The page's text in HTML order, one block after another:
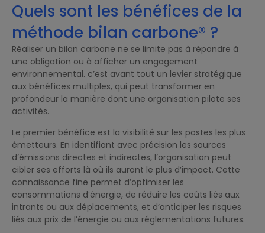
Quels sont les bénéfices de la
méthode bilan carbone® ?
Réaliser un bilan carbone ne se limite pas à répondre à
une obligation ou à afficher un engagement
environnemental. c’est avant tout un levier stratégique
aux bénéfices multiples, qui peut transformer en
profondeur la manière dont une organisation pilote ses
activités.
Le premier bénéfice est la visibilité sur les postes les plus
émetteurs. En identifiant avec précision les sources
d’émissions directes et indirectes, l’organisation peut
cibler ses efforts là où ils auront le plus d’impact. Cette
connaissance fine permet d’optimiser les
consommations d’énergie, de réduire les coûts liés aux
intrants ou aux déplacements, et d’anticiper les risques
liés aux prix de l’énergie ou aux réglementations futures.